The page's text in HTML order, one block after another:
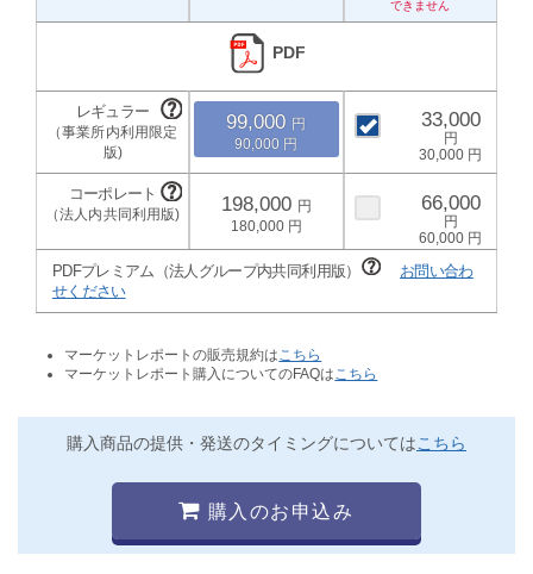
PDF
99,000
90,000
33,000
30,000
198,000
180,000
66,000
60,000
PDFプレミアム（法人グループ内共同利用版）
お問い合わ
せください
マーケットレポートの販売規約は こちら
マーケットレポート購入についてのFAQは こちら
購入商品の提供・発送のタイミングについてはこちら
購入のお申込み